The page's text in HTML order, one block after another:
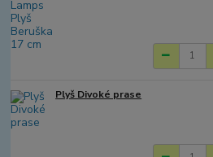
Plyš Divoké prase